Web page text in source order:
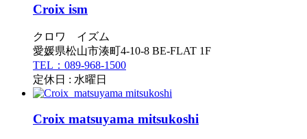
Croix ism
クロワ イズム
愛媛県松山市湊町4-10-8 BE-FLAT 1F
TEL：089-968-1500
定休日 : 水曜日
Croix matsuyama mitsukoshi